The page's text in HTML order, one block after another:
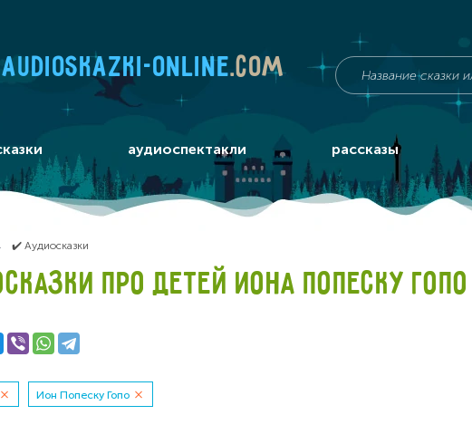
audioskazki-online.com
аудиоспектакли рассказы
✔️ Аудиосказки
ПРО ДЕТЕЙ ИОНА ПОПЕСКУ ГОПО
Ион Попеску Гопо